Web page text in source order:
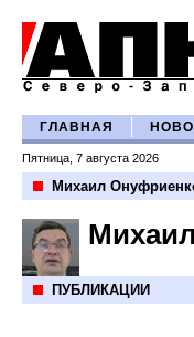
ГЛАВНАЯ
Пятница, 7 августа 2026
Михаил
ПУБЛИКАЦИИ